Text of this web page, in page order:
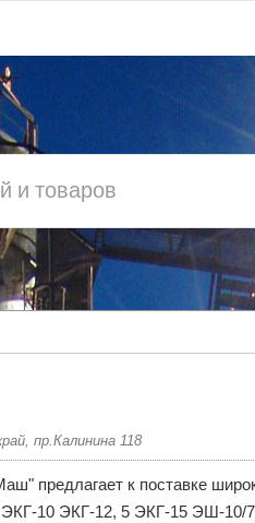
пр.Калинина 118
предлагает к поставке
ЭКГ-10 ЭКГ-12, 5 ЭКГ-15 ЭШ-